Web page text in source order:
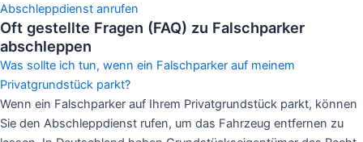
Abschleppdienst anrufen
Oft gestellte Fragen (FAQ) zu Falschparker
abschleppen
Was sollte ich tun, wenn ein Falschparker auf meinem
Privatgrundstück parkt?
Wenn ein Falschparker auf Ihrem Privatgrundstück parkt, können
Sie den Abschleppdienst rufen, um das Fahrzeug entfernen zu